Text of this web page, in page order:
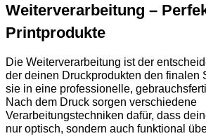
Weiterverarbeitung –
Printprodukte
Die Weiterverarbeitung ist der
der deinen Druckprodukten den finalen
sie in eine professionelle,
Nach dem Druck sorgen verschiedene
Verarbeitungstechniken dafür, dass
nur optisch, sondern auch funktional